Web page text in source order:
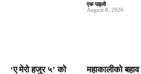
एक पाइलो -
August 8, 2026
‘ए मेरो हजुर ५’ को
महाकालीको बहाव